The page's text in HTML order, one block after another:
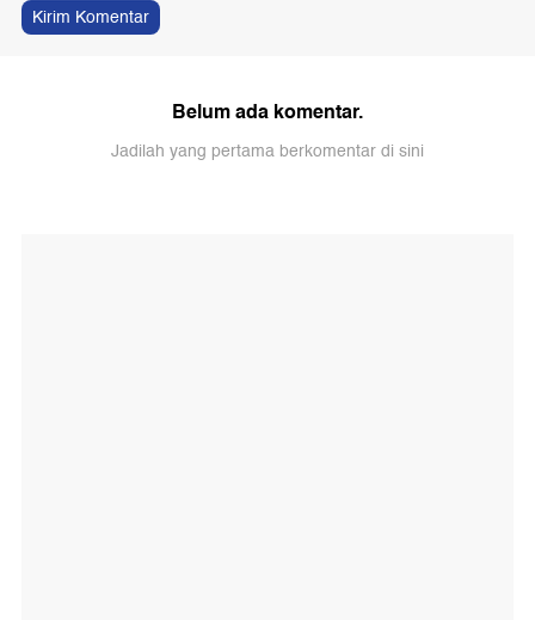
Kirim Komentar
Belum ada komentar.
Jadilah yang pertama berkomentar di sini